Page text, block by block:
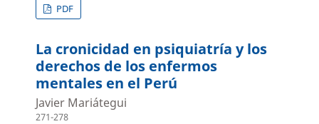
PDF
La cronicidad en psiquiatría y los
derechos de los enfermos
mentales en el Perú
Javier Mariátegui
271-278